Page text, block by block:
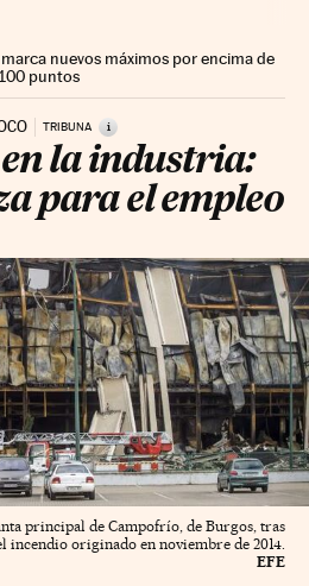
marca nuevos máximos por encima de
puntos
TRIBUNA i
la industria:
para el empleo
principal de Campofrío, de Burgos, tras
incendio originado en noviembre de 2014.
EFE